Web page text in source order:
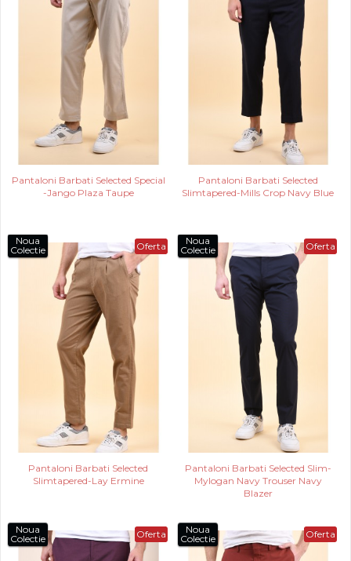
Pantaloni Barbati Selected Special
-Jango Plaza Taupe
Pantaloni Barbati Selected
Slimtapered-Mills Crop Navy Blue
Oferta
Noua
Colectie
Pantaloni Barbati Selected
Slimtapered-Lay Ermine
Oferta
Noua
Colectie
Pantaloni Barbati Selected Slim-
Mylogan Navy Trouser Navy
Blazer
Oferta
Noua
Colectie
Oferta
Noua
Colectie